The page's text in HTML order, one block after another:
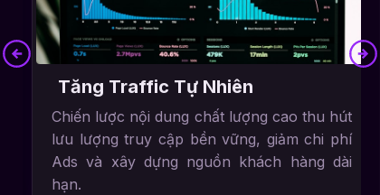
Tăng Traffic Tự Nhiên
Chiến lược nội dung chất lượng cao thu hút
lưu lượng truy cập bền vững, giảm chi phí
Ads và xây dựng nguồn khách hàng dài
hạn.